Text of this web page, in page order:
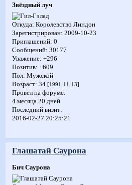
Звёздный луч
Откуда: Королевство Линдон
Зарегистрирован: 2009-10-23
Приглашений: 0
Сообщений: 30177
Уважение: +296
Позитив: +609
Пол: Мужской
Возраст: 34 [1991-11-13]
Провел на форуме:
4 месяца 20 дней
Последний визит:
2016-02-27 20:25:21
Глашатай Саурона
Бич Саурона